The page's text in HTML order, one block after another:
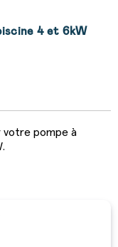
4 et 6kW
votre pompe à